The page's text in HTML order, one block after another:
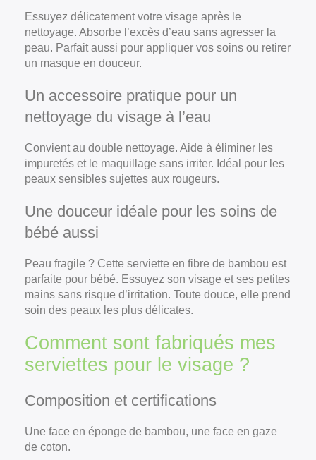
Essuyez délicatement votre visage après le
nettoyage. Absorbe l’excès d’eau sans agresser la
peau. Parfait aussi pour appliquer vos soins ou retirer
un masque en douceur.
Un accessoire pratique pour un
nettoyage du visage à l’eau
Convient au double nettoyage. Aide à éliminer les
impuretés et le maquillage sans irriter. Idéal pour les
peaux sensibles sujettes aux rougeurs.
Une douceur idéale pour les soins de
bébé aussi
Peau fragile ? Cette serviette en fibre de bambou est
parfaite pour bébé. Essuyez son visage et ses petites
mains sans risque d’irritation. Toute douce, elle prend
soin des peaux les plus délicates.
Comment sont fabriqués mes
serviettes pour le visage ?
Composition et certifications
Une face en éponge de bambou, une face en gaze
de coton.